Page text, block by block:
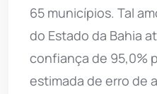
65 municípios. Tal
do Estado da Bahia
confiança de 95,0%
estimada de erro de